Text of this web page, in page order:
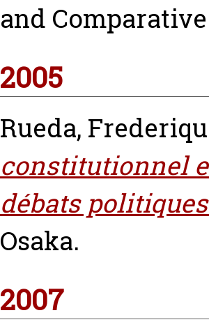
and
2005
Rueda,
constitutionnel
débats
Osaka.
2007